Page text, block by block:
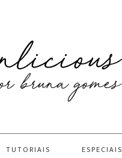
TUTORIAIS ESPECIAIS